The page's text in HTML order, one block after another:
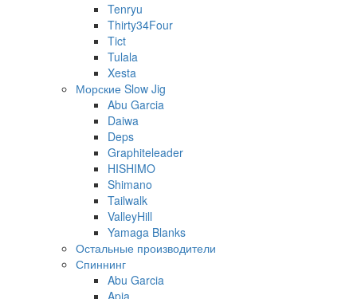
Tenryu
Thirty34Four
Tict
Tulala
Xesta
Морские Slow Jig
Abu Garcia
Daiwa
Deps
Graphiteleader
HISHIMO
Shimano
Tailwalk
ValleyHill
Yamaga Blanks
Остальные производители
Спиннинг
Abu Garcia
Apia